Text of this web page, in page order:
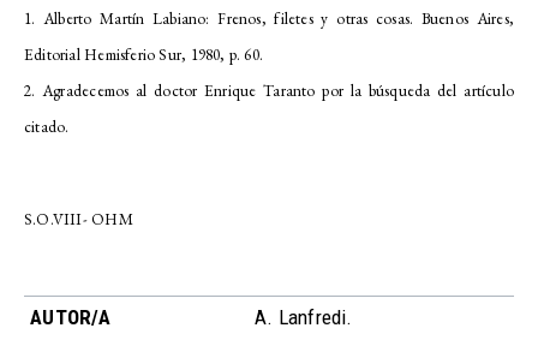
1. Alberto Martín Labiano: Frenos, filetes y otras cosas. Buenos Aires,
Editorial Hemisferio Sur, 1980, p. 60.
2. Agradecemos al doctor Enrique Taranto por la búsqueda del artículo
citado.
S.O.VIII- OHM
AUTOR/A A. Lanfredi.